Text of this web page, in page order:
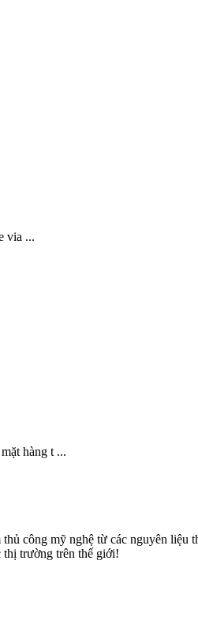
via ...
hàng t ...
công mỹ nghệ từ các nguyên
thị trường trên thế giới!